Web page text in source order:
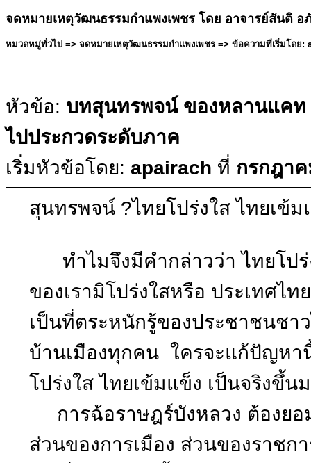
จดหมายเหตุวัฒนธรรมกำแพงเพชร โดย อาจารย์สันติ อ
หมวดหมู่ทั่วไป => จดหมายเหตุวัฒนธรรมกำแพงเพชร => ข้อความที่เริ่มโดย:
หัวข้อ: บทสุนทรพจน์ ของหลานแคท
ไปประกวดระดับภาค
เริ่มหัวข้อโดย: apairach ที่ กรกฎาค
สุนทรพจน์ ?ไทยโปร่งใส ไทยเข้ม
ทำไมจึงมีคำกล่าวว่า ไทยโปร่
ของเรามิโปร่งใสหรือ ประเทศไ
เป็นที่ตระหนักรู้ของประชาชนชา
บ้านเมืองทุกคน ใครจะแก้ปัญหา
โปร่งใส ไทยเข้มแข็ง เป็นจริงขึ้
การฉ้อราษฎร์บังหลวง ต้องยอ
ส่วนของการเมือง ส่วนของราชก